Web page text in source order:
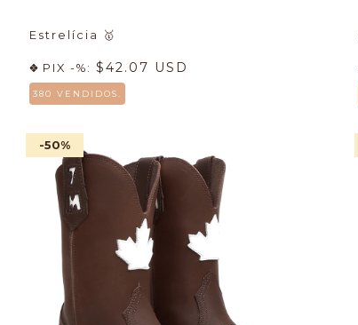
Estrelícia 🥇
PIX -%: $42.07 USD
380 VENDIDOS.
-50%